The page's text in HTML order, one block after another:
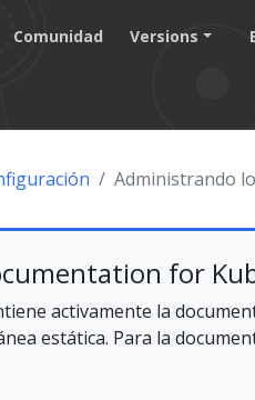
Comunidad Versions
Administrando
for
activamente la
estática. Para la